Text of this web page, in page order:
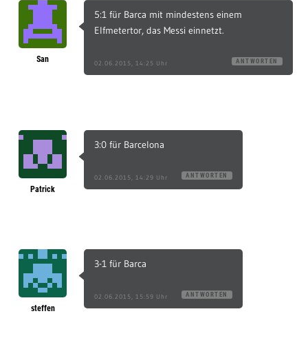
San
5:1 für Barca mit mindestens einem
Elfmetertor, das Messi einnetzt.
02.06.2015, 14:25 Uhr ANTWORTEN
Patrick
3:0 für Barcelona
02.06.2015, 14:29 Uhr ANTWORTEN
steffen
3-1 für Barca
02.06.2015, 15:59 Uhr ANTWORTEN